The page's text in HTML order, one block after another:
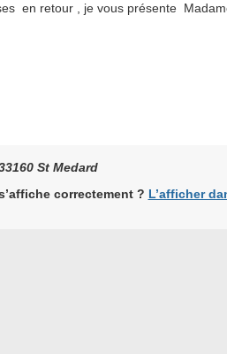
en retour , je vous présente
St Medard
correctement ? L’afficher